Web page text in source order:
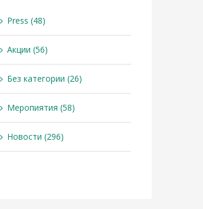
Press (48)
Акции (56)
Без категории (26)
Меропиятия (58)
Новости (296)